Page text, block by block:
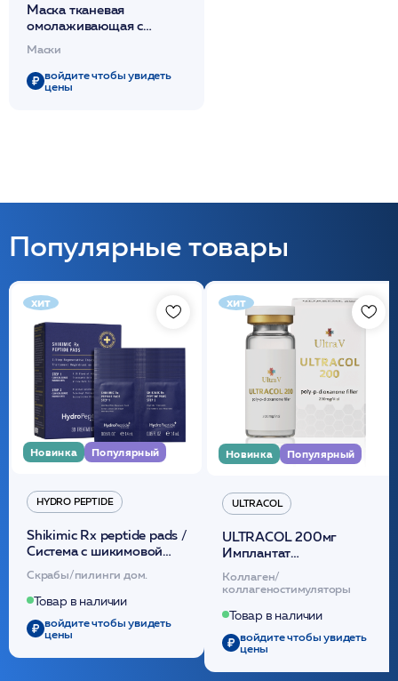
Маска тканевая
омолаживающая с
увлажняющим эффектом
(белая) 1шт /SetCabinet
Маски
войдите чтобы увидеть
цены
Популярные товары
хит
Новинка Популярный
HYDRO PEPTIDE
Shikimic Rx peptide pads /
Cистема с шикимовой
кислотой обновляющая
(30шт) /HP
Скрабы/пилинги дом.
Товар в наличии
войдите чтобы увидеть
цены
хит
Новинка Популярный
ULTRACOL
ULTRACOL 200мг
Имплантат
внутридермальный,
стерильный на основе
полидиоксанона
/ULTRACOL
Коллаген/
коллагеностимуляторы
Товар в наличии
войдите чтобы увидеть
цены